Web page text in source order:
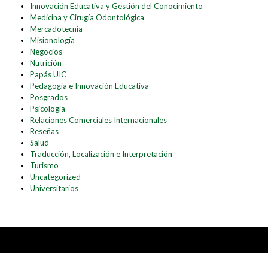
Innovación Educativa y Gestión del Conocimiento
Medicina y Cirugía Odontológica
Mercadotecnia
Misionología
Negocios
Nutrición
Papás UIC
Pedagogía e Innovación Educativa
Posgrados
Psicología
Relaciones Comerciales Internacionales
Reseñas
Salud
Traducción, Localización e Interpretación
Turismo
Uncategorized
Universitarios